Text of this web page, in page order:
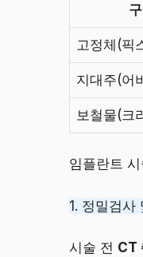
고정체(픽
지대주(어
보철물(크
임플란트
1. 정밀검
시술 전 CT